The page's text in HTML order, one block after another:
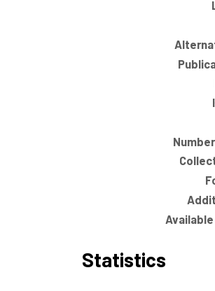
Available
Statistics